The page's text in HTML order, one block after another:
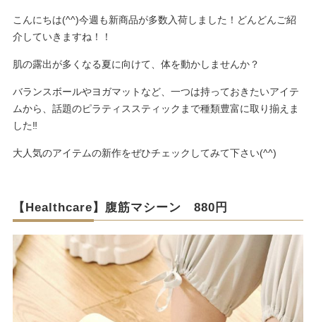
こんにちは(^^)今週も新商品が多数入荷しました！どんどんご紹
介していきますね！！
肌の露出が多くなる夏に向けて、体を動かしませんか？
バランスボールやヨガマットなど、一つは持っておきたいアイテ
ムから、話題のピラティススティックまで種類豊富に取り揃えま
した‼︎
大人気のアイテムの新作をぜひチェックしてみて下さい(^^)
【Healthcare】腹筋マシーン 880円